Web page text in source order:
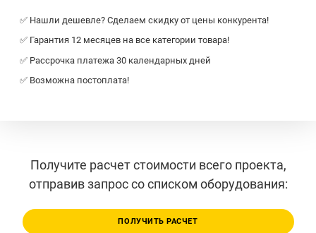
✅ Нашли дешевле? Сделаем скидку от цены конкурента!
✅ Гарантия 12 месяцев на все категории товара!
✅ Рассрочка платежа 30 календарных дней
✅ Возможна постоплата!
Получите расчет стоимости всего проекта,
отправив запрос со списком оборудования:
ПОЛУЧИТЬ РАСЧЕТ